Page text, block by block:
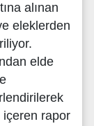
alınan
eleklerden
elde
içeren rapor